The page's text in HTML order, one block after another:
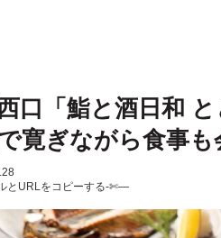
口「鮨と酒日和
寛ぎながら食事も
とURLをコピーする-✄—